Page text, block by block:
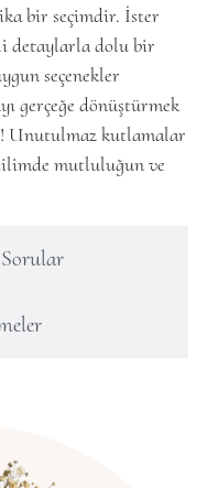
bir seçimdir. İster
detaylarla dolu bir
seçenekler
gerçeğe dönüştürmek
Unutulmaz kutlamalar
mutluluğun ve